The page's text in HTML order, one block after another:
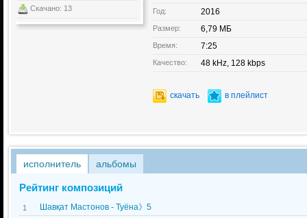
Скачано: 13 Год: 2016
Размер: 6,79 МБ
Время: 7:25
Качество: 48 kHz, 128 kbps
скачать в плейлист
исполнитель альбомы
Рейтинг композиций
1 Шавқат Мастонов - Туёна》5